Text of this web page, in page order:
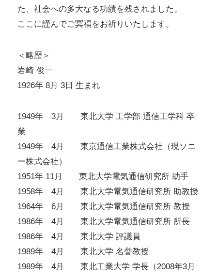
た、社会への多大なる功績を残されました。
ここに謹んでご冥福をお祈りいたします。
＜略歴＞
岩崎 俊一
1926年 8月 3日 生まれ
1949年 3月 東北大学 工学部 通信工学科 卒
業
1949年 4月 東京通信工業株式会社（現ソニ
ー株式会社）
1951年 11月 東北大学電気通信研究所 助手
1958年 4月 東北大学電気通信研究所 助教授
1964年 6月 東北大学電気通信研究所 教授
1986年 4月 東北大学電気通信研究所 所長
1986年 4月 東北大学 評議員
1989年 4月 東北大学 名誉教授
1989年 4月 東北工業大学 学長（2008年3月